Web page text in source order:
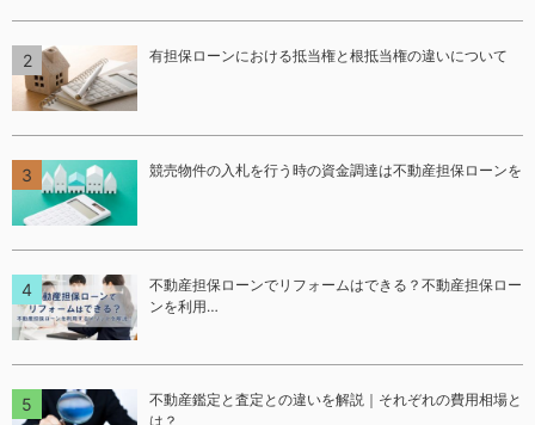
有担保ローンにおける抵当権と根抵当権の違いについて
競売物件の入札を行う時の資金調達は不動産担保ローンを
不動産担保ローンでリフォームはできる？不動産担保ロー
ンを利用…
不動産鑑定と査定との違いを解説｜それぞれの費用相場と
は？